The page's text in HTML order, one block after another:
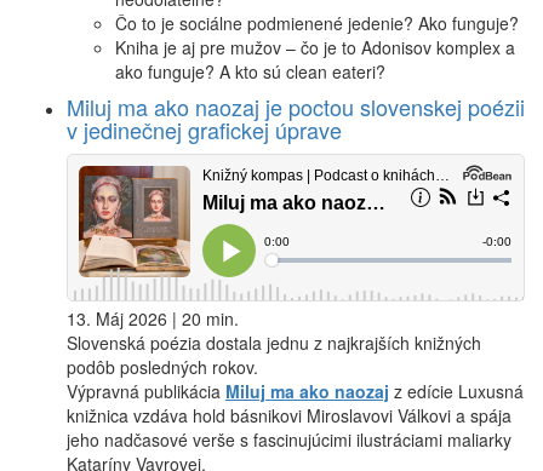
Čo to je sociálne podmienené jedenie? Ako funguje?
Kniha je aj pre mužov – čo je to Adonisov komplex a
ako funguje? A kto sú clean eateri?
Miluj ma ako naozaj je poctou slovenskej poézii
v jedinečnej grafickej úprave
13. Máj 2026 | 20 min.
Slovenská poézia dostala jednu z najkrajších knižných
podôb posledných rokov.
Výpravná publikácia Miluj ma ako naozaj z edície Luxusná
knižnica vzdáva hold básnikovi Miroslavovi Válkovi a spája
jeho nadčasové verše s fascinujúcimi ilustráciami maliarky
Kataríny Vavrovej.